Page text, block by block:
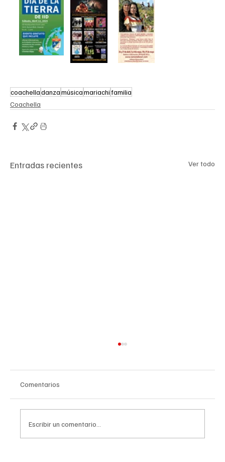
coachelladanzamúsicamariachifamilia
Coachella
Entradas recientes Ver todo
Comentarios
Escribir un comentario...